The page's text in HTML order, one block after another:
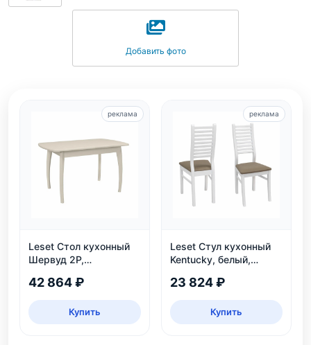
Добавить фото
Leset Стол кухонный
Шервуд 2Р,
42 864 ₽
Купить
реклама
Leset Стул кухонный
Kentucky, белый,
23 824 ₽
Купить
реклама